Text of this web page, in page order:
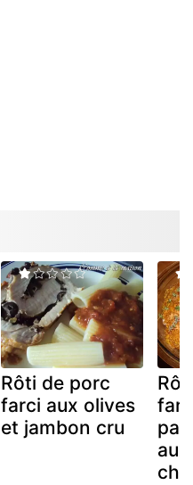
Rôti de porc
farci aux olives
et jambon cru
aux